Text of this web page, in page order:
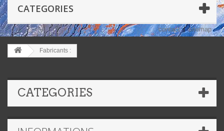
CATEGORIES
contact sitemap
Fabricants :
CATEGORIES